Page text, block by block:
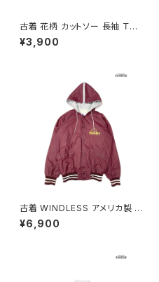
古着 花柄 カットソー 長袖 Ｔシ
ャツ 紺 (ttu2501290)
¥3,900
古着 WINDLESS アメリカ製 前
開き 無地 ワンポイント ナイロ
ン100％ 長袖 アウター ライトジ
¥6,900